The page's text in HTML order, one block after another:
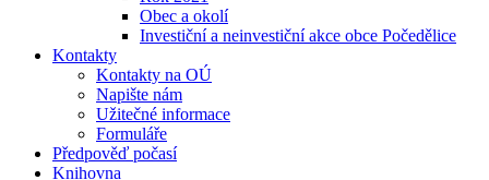
Obec a okolí
Investiční a neinvestiční akce obce Počedělice
Kontakty
Kontakty na OÚ
Napište nám
Užitečné informace
Formuláře
Předpověď počasí
Knihovna